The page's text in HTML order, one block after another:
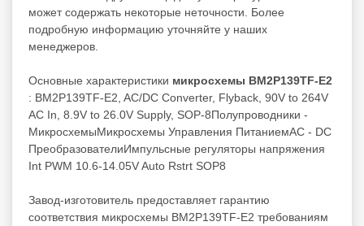
может содержать некоторые неточности. Более
подробную информацию уточняйте у наших
менеджеров.
Основные характеристики микросхемы BM2P139TF-E2
: BM2P139TF-E2, AC/DC Converter, Flyback, 90V to 264V
AC In, 8.9V to 26.0V Supply, SOP-8Полупроводники -
МикросхемыМикросхемы Управления ПитаниемAC - DC
ПреобразователиИмпульсные регуляторы напряжения
Int PWM 10.6-14.05V Auto Rstrt SOP8
Завод-изготовитель предоставляет гарантию
соответствия микросхемы BM2P139TF-E2 требованиям